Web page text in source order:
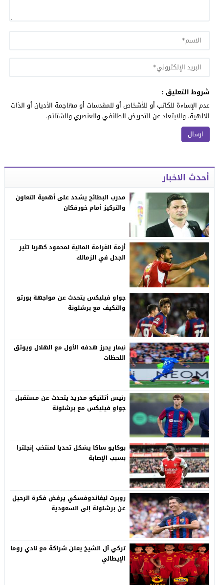
شروط التعليق :
عدم الإساءة للكاتب أو للأشخاص أو للمقدسات أو مهاجمة الأديان أو الذات
الالهية. والابتعاد عن التحريض الطائفي والعنصري والشتائم.
أحدث الاخبار
مدرب البطائح يشدد على أهمية التعاون
والتركيز أمام خورفكان
أزمة الغرامة المالية لمحمود كهربا تثير
الجدل في الزمالك
جواو فيليكس يتحدث عن مواجهة بورتو
والتكيف مع برشلونة
نيمار يحرز هدفه الأول مع الهلال ويوثق
اللحظات
رئيس أتلتيكو مدريد يتحدث عن مستقبل
جواو فيليكس مع برشلونة
بوكايو ساكا يشكل تحديا لمنتخب إنجلترا
بسبب الإصابة
روبرت ليفاندوفسكي يرفض فكرة الرحيل
عن برشلونة إلى السعودية
تركي آل الشيخ يعلن شراكة مع نادي روما
الإيطالي